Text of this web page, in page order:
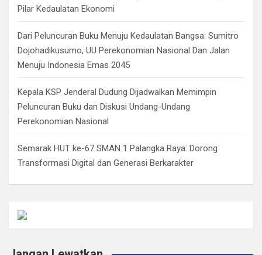
Pilar Kedaulatan Ekonomi
Dari Peluncuran Buku Menuju Kedaulatan Bangsa: Sumitro
Dojohadikusumo, UU Perekonomian Nasional Dan Jalan
Menuju Indonesia Emas 2045
Kepala KSP Jenderal Dudung Dijadwalkan Memimpin
Peluncuran Buku dan Diskusi Undang-Undang
Perekonomian Nasional
Semarak HUT ke-67 SMAN 1 Palangka Raya: Dorong
Transformasi Digital dan Generasi Berkarakter